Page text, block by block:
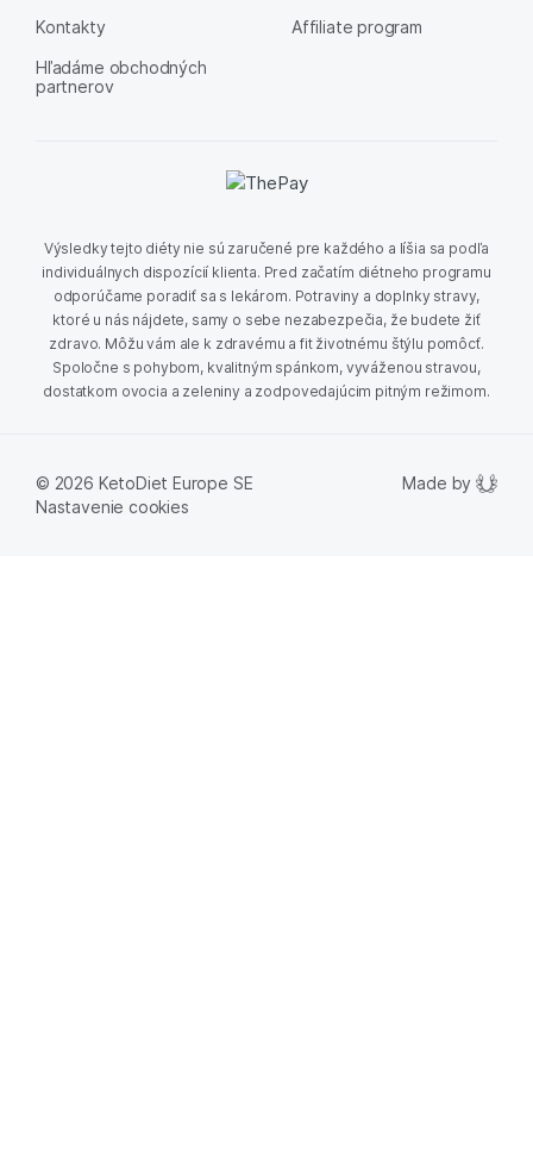
Kontakty
Hľadáme obchodných
partnerov
Affiliate program
Výsledky tejto diéty nie sú zaručené pre každého a líšia sa podľa
individuálnych dispozícií klienta. Pred začatím diétneho programu
odporúčame poradiť sa s lekárom. Potraviny a doplnky stravy,
ktoré u nás nájdete, samy o sebe nezabezpečia, že budete žiť
zdravo. Môžu vám ale k zdravému a fit životnému štýlu pomôcť.
Spoločne s pohybom, kvalitným spánkom, vyváženou stravou,
dostatkom ovocia a zeleniny a zodpovedajúcim pitným režimom.
© 2026 KetoDiet Europe SE
Nastavenie cookies
Made by